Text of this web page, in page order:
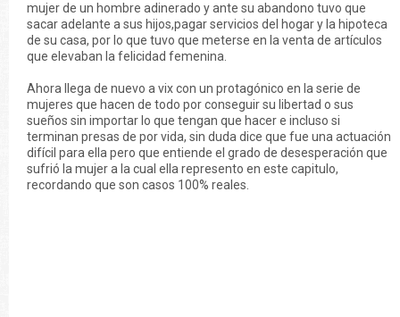
mujer de un hombre adinerado y ante su abandono tuvo que
sacar adelante a sus hijos,pagar servicios del hogar y la hipoteca
de su casa, por lo que tuvo que meterse en la venta de artículos
que elevaban la felicidad femenina.
Ahora llega de nuevo a vix con un protagónico en la serie de
mujeres que hacen de todo por conseguir su libertad o sus
sueños sin importar lo que tengan que hacer e incluso si
terminan presas de por vida, sin duda dice que fue una actuación
difícil para ella pero que entiende el grado de desesperación que
sufrió la mujer a la cual ella represento en este capitulo,
recordando que son casos 100% reales.